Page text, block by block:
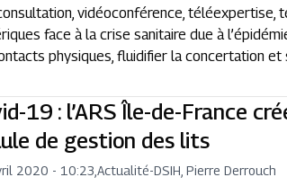
vidéoconférence, téléexpertise,
face à la crise sanitaire due à
physiques, fluidifier la concertation
19 : l’ARS Île-de-France
de gestion des lits
2020 - 10:23 ,Actualité-DSIH, Pierre Derrouch